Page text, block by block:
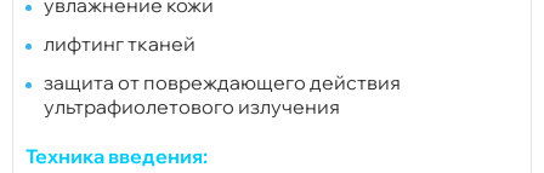
лифтинг тканей
защита от повреждающего действия
ультрафиолетового излучения
Техника введения: